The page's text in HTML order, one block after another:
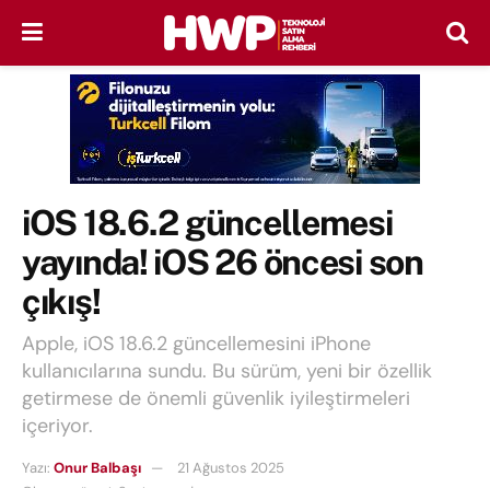
iOS 18.6.2 güncellemesi
yayında! iOS 26 öncesi son
çıkış!
Apple, iOS 18.6.2 güncellemesini iPhone
kullanıcılarına sundu. Bu sürüm, yeni bir özellik
getirmese de önemli güvenlik iyileştirmeleri
içeriyor.
Yazı: Onur Balbaşı
21 Ağustos 2025